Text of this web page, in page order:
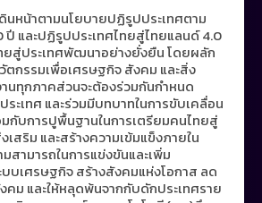
นหน้าตามนโยบายปฏิรูปประเทศตาม
และปฏิรูปประเทศไทยสู่ไทยแลนด์ 4.0
ยสู่ประเทศพัฒนาอย่างยั่งยืน โดยผลัก
ตกรรมเพื่อเศรษฐกิจ สังคม และสิ่ง
นทุกภาคส่วนจะต้องร่วมกันกำหนด
ะเทศ และร่วมมีบทบาทในการขับเคลื่อน
กับการปูพื้นฐานในการเตรียมคนไทยสู่
เสริม และสร้างความเข้มแข็งภายใน
สามารถในการแข่งขันและเพิ่ม
บเศรษฐกิจ สร้างสังคมแห่งโอกาส ลด
คม และให้หลุดพ้นจากกับดักประเทศราย